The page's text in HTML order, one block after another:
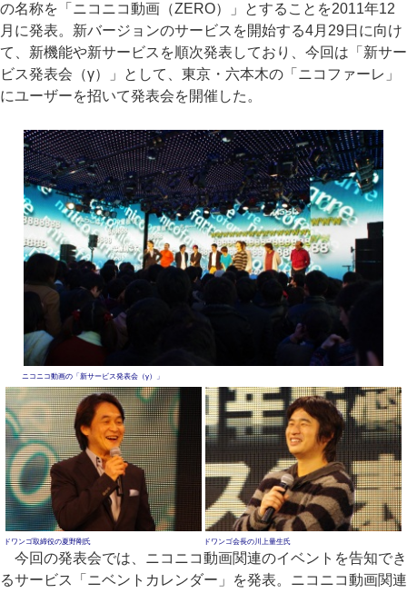
の名称を「ニコニコ動画（ZERO）」とすることを2011年12
月に発表。新バージョンのサービスを開始する4月29日に向け
て、新機能や新サービスを順次発表しており、今回は「新サー
ビス発表会（γ）」として、東京・六本木の「ニコファーレ」
にユーザーを招いて発表会を開催した。
ニコニコ動画の「新サービス発表会（γ）」
ドワンゴ取締役の夏野剛氏 ドワンゴ会長の川上量生氏
今回の発表会では、ニコニコ動画関連のイベントを告知でき
るサービス「ニベントカレンダー」を発表。ニコニコ動画関連